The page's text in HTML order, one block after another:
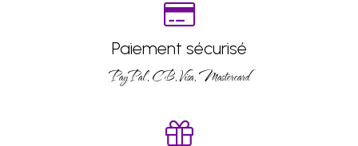
Paiement sécurisé
PayPal, CB, Visa, Mastercard